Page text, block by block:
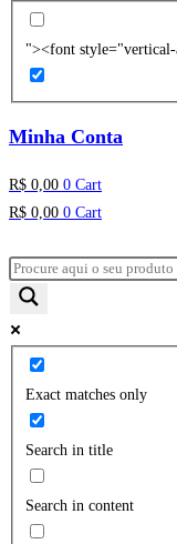
"><font
Minha Conta
R$ 0,00 0 Cart
R$ 0,00 0 Cart
Exact matches only
Search in title
Search in content